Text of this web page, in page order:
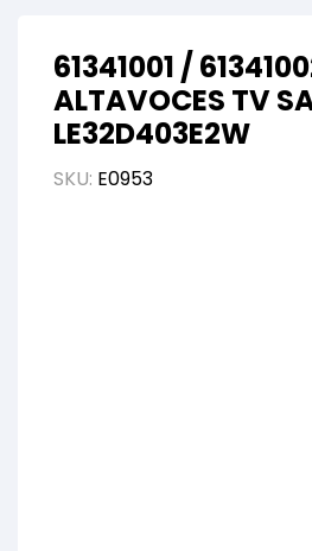
61341001 /
ALTAVOCES TV
LE32D403E2W
SKU: E0953